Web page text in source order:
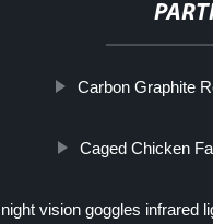
Carbon Graphite
Caged Chicken
night vision goggles infrared